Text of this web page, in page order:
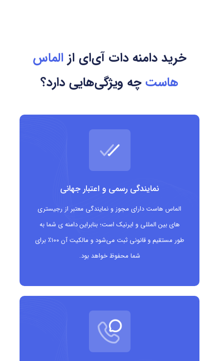
استفاده از حروف، اعداد و خط فاصله مجاز است (به‌جز ابتدا و
انتهای نام دامنه)
ثبت دامنه باید مطابق با قوانین مرجع رسمی IE Domain Registry
مزایای دامنه .ie
اعتبار بالا در بازار ایرلند: دامنه‌ای شناخته‌شده و مورد اعتماد در ایرلند
ارتباط قوی با هویت محلی: مناسب برای کسب‌وکارها و اشخاصی
امنیت و پایداری: فرایند ثبت با بررسی دقیق صورت می‌گیرد و باعث
افزایش امنیت دامنه‌ها می‌شود.
خرید دامنه دات آی‌ای از الماس
هاست چه ویژگی‌هایی دارد؟
نمایندگی رسمی و اعتبار جهانی
الماس هاست دارای مجوز و نمایندگی معتبر از رجیستری
های بین المللی و ایرنیک است؛ بنابراین دامنه ی شما به
طور مستقیم و قانونی ثبت می‌شود و مالکیت آن ۱۰۰٪ برای
شما محفوظ خواهد بود.